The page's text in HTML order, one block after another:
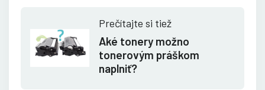
Prečítajte si tiež
Aké tonery možno
tonerovým práškom
naplniť?